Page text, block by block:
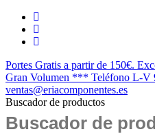
Saltar
contenido
twitter
facebook
instagram
Portes Gratis a partir de 150€.
Gran Volumen *** Teléfono L-V
ventas@eriacomponentes.es
Buscador de productos